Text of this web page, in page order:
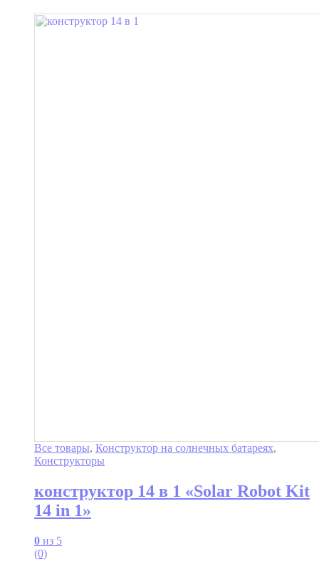
Все товары, Конструктор на солнечных батареях,
Конструкторы
конструктор 14 в 1 «Solar Robot Kit
14 in 1»
0 из 5
(0)